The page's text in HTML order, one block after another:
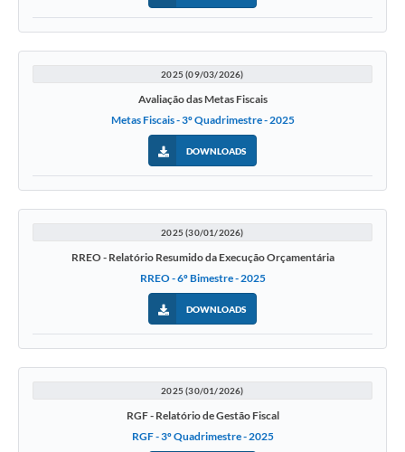
Galeria de Vídeos
Termos de Uso & Política de Privacidade
2025 (09/03/2026)
Avaliação das Metas Fiscais
Metas Fiscais - 3º Quadrimestre - 2025
DOWNLOADS
2025 (30/01/2026)
RREO - Relatório Resumido da Execução Orçamentária
RREO - 6º Bimestre - 2025
DOWNLOADS
2025 (30/01/2026)
RGF - Relatório de Gestão Fiscal
RGF - 3º Quadrimestre - 2025